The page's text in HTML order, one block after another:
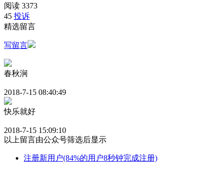
阅读 3373
45 投诉
精选留言
写留言
春秋涧
2018-7-15 08:40:49
快乐就好
2018-7-15 15:09:10
以上留言由公众号筛选后显示
注册新用户(84%的用户8秒钟完成注册)